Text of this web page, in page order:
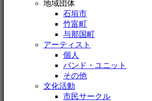
地域団体
石垣市
竹富町
与那国町
アーティスト
個人
バンド・ユニット
その他
文化活動
市民サークル